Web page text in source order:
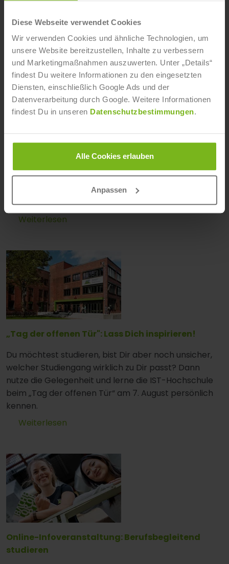
Diese Webseite verwendet Cookies
Wir verwenden Cookies und ähnliche Technologien, um
unsere Website bereitzustellen, Inhalte zu verbessern
und Marketingmaßnahmen auszuwerten. Unter „Details“
findest Du weitere Informationen zu den eingesetzten
Diensten, einschließlich Google Ads und der
Datenverarbeitung durch Google. Weitere Informationen
findest Du in unseren Datenschutzbestimmungen.
Alle Cookies erlauben
Anpassen
Eine besondere Chance: „3 Länder – 3 Marken – 1
Studium“
im Bachelor „Hotel Management“ eine besondere
Marken – 1 Studium“ wird ihr Studium zur
internationalen Arbeitsreise mit Stationen in
Deutschland, Österreich und der Schweiz.
Weiterlesen
„Tag der offenen Tür": Lass Dich inspirieren!
Du möchtest studieren, bist Dir aber noch unsicher,
welcher Studiengang wirklich zu Dir passt? Dann
nutze die Gelegenheit und lerne die IST-Hochschule
beim „Tag der offenen Tür“ am 7. August persönlich
kennen.
Weiterlesen
Online-Infoveranstaltung: Berufsbegleitend
studieren